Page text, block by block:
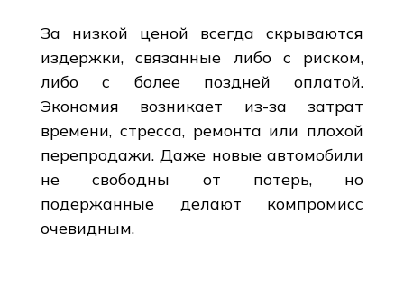
За низкой ценой всегда скрываются
издержки, связанные либо с риском,
либо с более поздней оплатой.
Экономия возникает из-за затрат
времени, стресса, ремонта или плохой
перепродажи. Даже новые автомобили
не свободны от потерь, но
подержанные делают компромисс
очевидным.